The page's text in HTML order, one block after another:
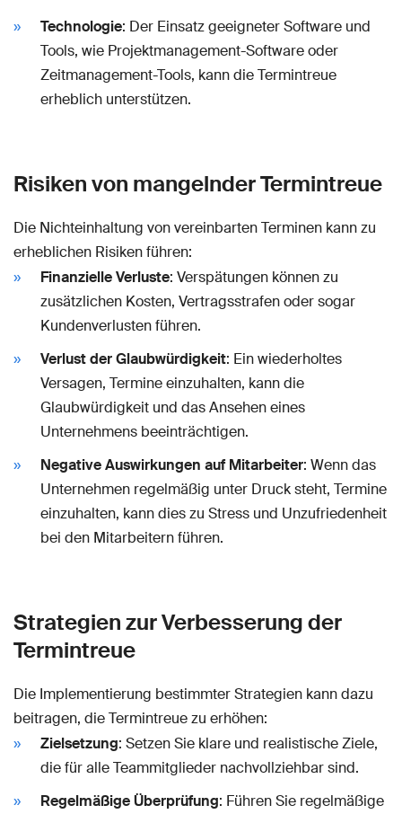
Technologie: Der Einsatz geeigneter Software und
Tools, wie Projektmanagement-Software oder
Zeitmanagement-Tools, kann die Termintreue
erheblich unterstützen.
Risiken von mangelnder Termintreue
Die Nichteinhaltung von vereinbarten Terminen kann zu
erheblichen Risiken führen:
Finanzielle Verluste: Verspätungen können zu
zusätzlichen Kosten, Vertragsstrafen oder sogar
Kundenverlusten führen.
Verlust der Glaubwürdigkeit: Ein wiederholtes
Versagen, Termine einzuhalten, kann die
Glaubwürdigkeit und das Ansehen eines
Unternehmens beeinträchtigen.
Negative Auswirkungen auf Mitarbeiter: Wenn das
Unternehmen regelmäßig unter Druck steht, Termine
einzuhalten, kann dies zu Stress und Unzufriedenheit
bei den Mitarbeitern führen.
Strategien zur Verbesserung der
Termintreue
Die Implementierung bestimmter Strategien kann dazu
beitragen, die Termintreue zu erhöhen:
Zielsetzung: Setzen Sie klare und realistische Ziele,
die für alle Teammitglieder nachvollziehbar sind.
Regelmäßige Überprüfung: Führen Sie regelmäßige